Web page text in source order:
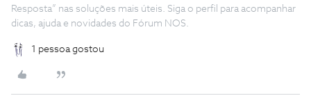
Resposta” nas soluções mais úteis. Siga o perfil para acompanhar
dicas, ajuda e novidades do Fórum NOS.
1 pessoa gostou